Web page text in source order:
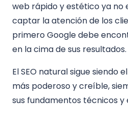
web rápido y estético ya no
captar la atención de los
primero Google debe
en la cima de sus resultados.
El SEO natural sigue siendo
más poderoso y creíble,
sus fundamentos técnicos y